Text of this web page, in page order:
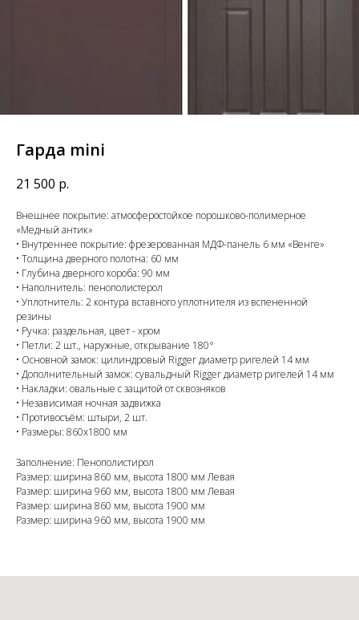
Гарда mini
21 500 р.
Внешнее покрытие: атмосферостойкое порошково-полимерное
«Медный антик»
• Внутреннее покрытие: фрезерованная МДФ-панель 6 мм «Венге»
• Толщина дверного полотна: 60 мм
• Глубина дверного короба: 90 мм
• Наполнитель: пенополистерол
• Уплотнитель: 2 контура вставного уплотнителя из вспененной
резины
• Ручка: раздельная, цвет - хром
• Петли: 2 шт., наружные, открывание 180°
• Основной замок: цилиндровый Rigger диаметр ригелей 14 мм
• Дополнительный замок: сувальдный Rigger диаметр ригелей 14 мм
• Накладки: овальные с защитой от сквозняков
• Независимая ночная задвижка
• Противосъём: штыри, 2 шт.
• Размеры: 860х1800 мм
Заполнение: Пенополистирол
Размер: ширина 860 мм, высота 1800 мм Левая
Размер: ширина 960 мм, высота 1800 мм Левая
Размер: ширина 860 мм, высота 1900 мм
Размер: ширина 960 мм, высота 1900 мм